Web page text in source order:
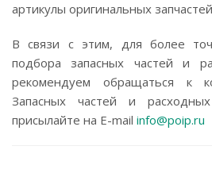
артикулы оригинальных
В связи с этим, для более
подбора запасных частей и
рекомендуем обращаться к
Запасных частей и
присылайте на E-mail info@poip.ru